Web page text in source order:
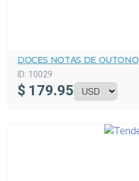
DOCES NOTAS DE OUTONO
ID: 10029
$ 179.95